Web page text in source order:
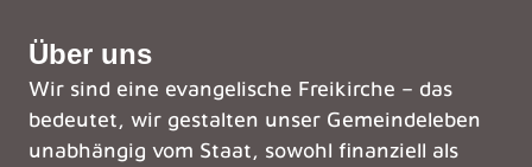
Über uns
Wir sind eine evangelische Freikirche – das
bedeutet, wir gestalten unser Gemeindeleben
unabhängig vom Staat, sowohl finanziell als